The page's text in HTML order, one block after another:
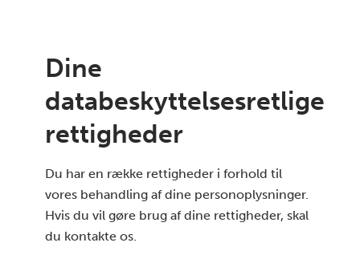
Dine
databeskyttelsesretlige
rettigheder
Du har en række rettigheder i forhold til
vores behandling af dine personoplysninger.
Hvis du vil gøre brug af dine rettigheder, skal
du kontakte os.